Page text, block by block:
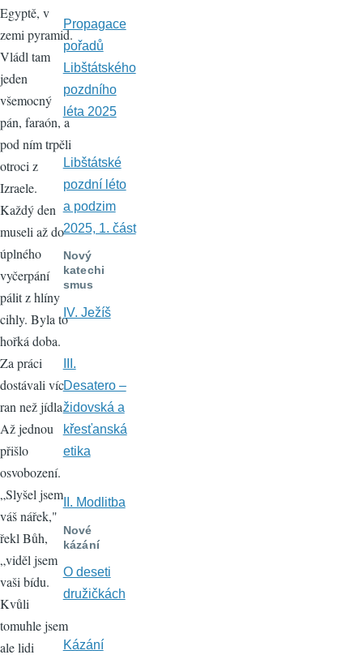
Egyptě, v
zemi pyramid.
Vládl tam
jeden
všemocný
pán, faraón, a
pod ním trpěli
otroci z
Izraele.
Každý den
museli až do
úplného
vyčerpání
pálit z hlíny
cihly. Byla to
hořká doba.
Za práci
dostávali víc
ran než jídla.
Až jednou
přišlo
osvobození.
„Slyšel jsem
váš nářek,"
řekl Bůh,
„viděl jsem
vaši bídu.
Kvůli
tomuhle jsem
ale lidi
Propagace
pořadů
Libštátského
pozdního
léta 2025
Libštátské
pozdní léto
a podzim
2025, 1. část
Nový
katechi
smus
IV. Ježíš
III.
Desatero –
židovská a
křesťanská
etika
II. Modlitba
Nové
kázání
O deseti
družičkách
Kázání